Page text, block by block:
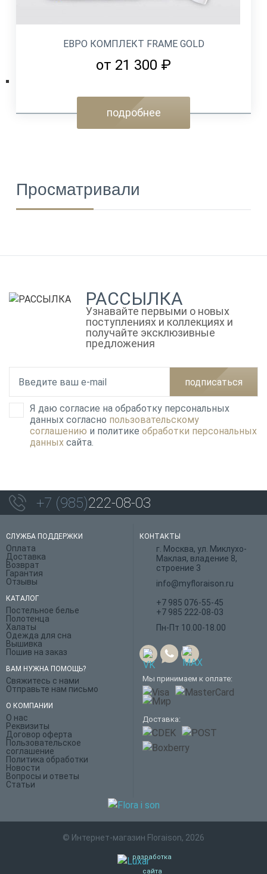
ЕВРО КОМПЛЕКТ FRAME GOLD
от 21 300 ₽
подробнее
Просматривали
РАССЫЛКА
Узнавайте первыми о новых
поступлениях и коллекциях и
получайте эксклюзивные
предложения
подписаться
Я даю согласие на обработку персональных
данных согласно пользовательскому
соглашению и политике обработки персональных
данных сайта.
+7 (985)222-08-03
СЛУЖБА ПОДДЕРЖКИ
Оплата
Доставка
Возврат
Гарантия
Отзывы
КАТАЛОГ
Постельное белье
Полотенца
Халаты
Одежда для сна
Вышивка
Пошив на заказ
ВАМ НУЖНА ПОМОЩЬ?
Свяжитесь с нами
Отправьте нам письмо
О КОМПАНИИ
О нас
Реквизиты
Договор оферта
Пользовательское
соглашение
Политика обработки
Новости
Вопросы и ответы
Статьи
КОНТАКТЫ
г. Москва, ул. Миклухо-
Маклая, владение 8,
строение 3
info@myfloraison.ru
+7 985 076-55-45
+7 985 222-08-03
Пн-Пт 10.00-18.00
Мы принимаем к оплате:
Доставка:
© Интернет-магазин Floraison, 2026
разработка
сайта